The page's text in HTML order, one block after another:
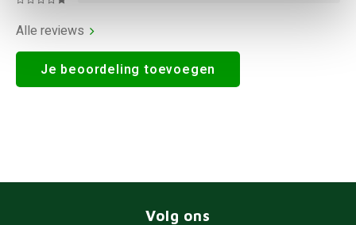
Alle reviews
Je beoordeling toevoegen
Volg ons